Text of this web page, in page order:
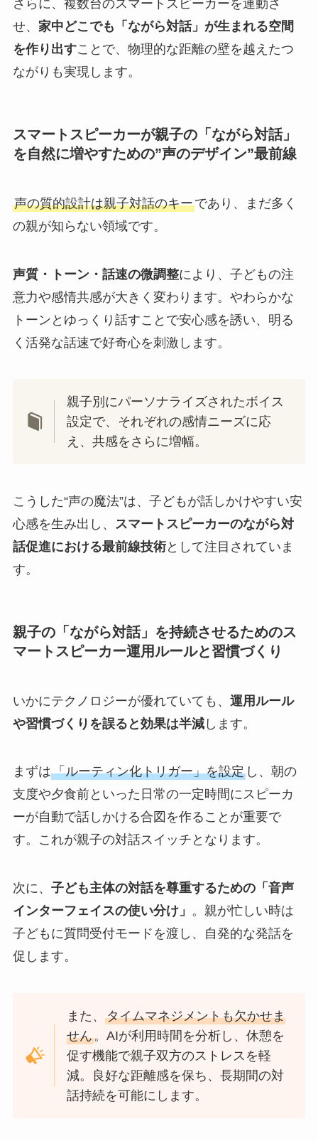
さらに、複数台のスマートスピーカーを連動さ
せ、 家中どこでも「ながら対話」が生まれる空間
を作り出すことで、物理的な距離の壁を越えたつ
ながりも実現します。
スマートスピーカーが親子の「ながら対話」
を自然に増やすための”声のデザイン”最前線
声の質的設計は親子対話のキーであり、まだ多く
の親が知らない領域です。
声質・トーン・話速の微調整により、子どもの注
意力や感情共感が大きく変わります。やわらかな
トーンとゆっくり話すことで安心感を誘い、明る
く活発な話速で好奇心を刺激します。
親子別にパーソナライズされたボイス
設定で、それぞれの感情ニーズに応
え、共感をさらに増幅。
こうした“声の魔法”は、子どもが話しかけやすい安
心感を生み出し、 スマートスピーカーのながら対
話促進における最前線技術として注目されていま
す。
親子の「ながら対話」を持続させるためのス
マートスピーカー運用ルールと習慣づくり
いかにテクノロジーが優れていても、 運用ルール
や習慣づくりを誤ると効果は半減します。
まずは「ルーティン化トリガー」を設定し、朝の
支度や夕食前といった日常の一定時間にスピーカ
ーが自動で話しかける合図を作ることが重要で
す。これが親子の対話スイッチとなります。
次に、 子ども主体の対話を尊重するための「音声
インターフェイスの使い分け」 。親が忙しい時は
子どもに質問受付モードを渡し、自発的な発話を
促します。
また、タイムマネジメントも欠かせま
せん。AIが利用時間を分析し、休憩を
促す機能で親子双方のストレスを軽
減。良好な距離感を保ち、長期間の対
話持続を可能にします。